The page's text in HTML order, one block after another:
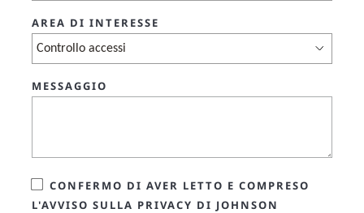
AREA DI INTERESSE
MESSAGGIO
CONFERMO DI AVER LETTO E COMPRESO
L'AVVISO SULLA PRIVACY DI JOHNSON